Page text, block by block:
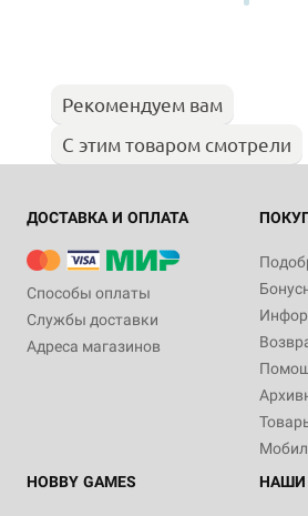
Рекомендуем вам
С этим товаром смотрели
ДОСТАВКА И ОПЛАТА
Способы оплаты
Службы доставки
Адреса магазинов
HOBBY GAMES
НАШИ